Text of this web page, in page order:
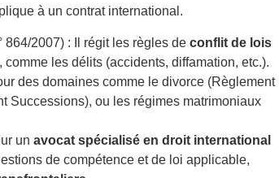
à un contrat international.
864/2007) : Il régit les règles deconflit de lois
les délits (accidents, diffamation, etc.).
des domaines comme le divorce (Règlement
Successions), ou les régimes matrimoniaux
unavocat spécialisé en droit international
de compétence et de loi applicable,